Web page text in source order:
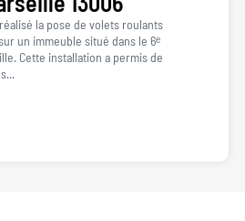
la pose de volets roulants
un immeuble situé dans le 6ᵉ
Cette installation a permis de